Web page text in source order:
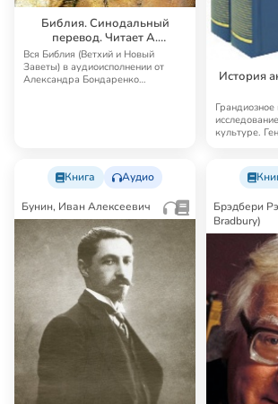
Библия. Синодальный
перевод. Читает А.
Бондаренко и И.
Прудовский
Вся Библия (Ветхий и Новый
Заветы) в аудиоисполнении от
Александра Бондаренко
История
культуре.
Книга Аудио
Бунин, Иван Алексеевич
Брэдбери
Bradbury)